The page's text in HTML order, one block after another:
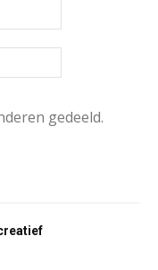
gedeeld.